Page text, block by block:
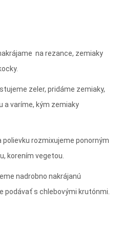
na rezance, zemiaky
zeler, pridáme zemiaky,
a varíme, kým zemiaky
rozmixujeme ponorným
korením vegetou.
nadrobno nakrájanú
podávať s chlebovými krutónmi.